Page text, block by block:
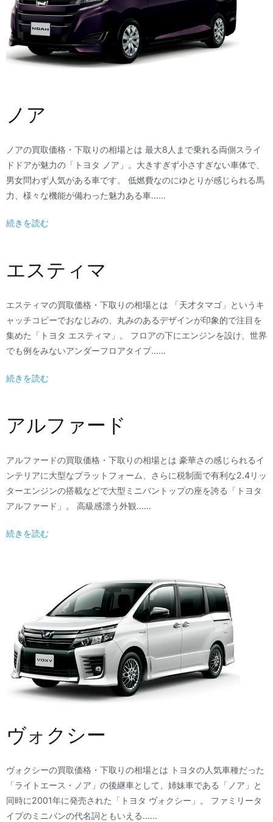
ノア
ノアの買取価格・下取りの相場とは 最大8人まで乗れる両側スライ
ドドアが魅力の「トヨタ ノア」。大きすぎず小さすぎない車体で、
男女問わず人気がある車です。 低燃費なのにゆとりが感じられる馬
力、様々な機能が備わった魅力ある車……
続きを読む
エスティマ
エスティマの買取価格・下取りの相場とは 「天才タマゴ」というキ
ャッチコピーでおなじみの、丸みのあるデザインが印象的で注目を
集めた「トヨタ エスティマ」。 フロアの下にエンジンを設け、世界
でも例をみないアンダーフロアタイプ……
続きを読む
アルファード
アルファードの買取価格・下取りの相場とは 豪華さの感じられるイ
ンテリアに大型なプラットフォーム、さらに税制面で有利な2.4リッ
ターエンジンの搭載などで大型ミニバントップの座を誇る「トヨタ
アルファード」。 高級感漂う外観……
続きを読む
ヴォクシー
ヴォクシーの買取価格・下取りの相場とは トヨタの人気車種だった
「ライトエース・ノア」の後継車として、姉妹車である「ノア」と
同時に2001年に発売された「トヨタ ヴォクシー」。 ファミリータ
イプのミニバンの代名詞ともいえる……